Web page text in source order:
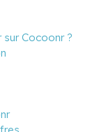
Cocoonr ?